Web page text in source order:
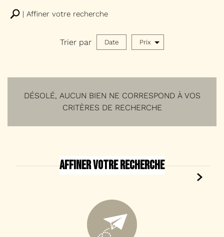
Affiner votre recherche
Offres programmes neufs
25KM
RECHERCHER
Trier par Date Prix
DÉSOLÉ, AUCUN BIEN NE CORRESPOND À VOS
CRITÈRES DE RECHERCHE
Affiner votre recherche